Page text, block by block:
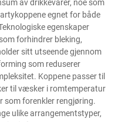
av drikkevarer, noe som
egnet for både
egenskaper
forhindrer bleking,
sitt utseende gjennom
som reduserer
Koppene passer til
til væsker i romtemperatur
som forenkler rengjøring.
ulike arrangementstyper,